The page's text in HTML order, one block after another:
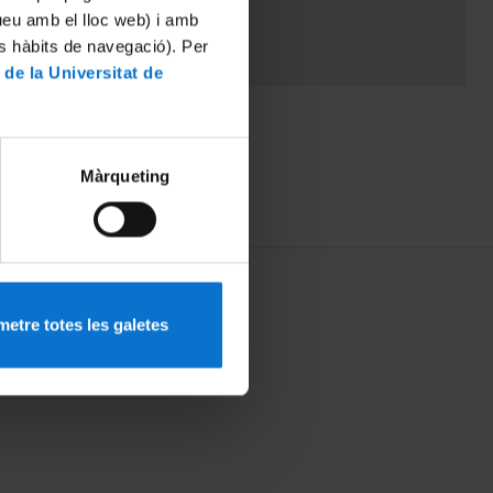
amb el lloc web) i amb
hàbits de navegació). Per
la Universitat de
Màrqueting
totes les galetes